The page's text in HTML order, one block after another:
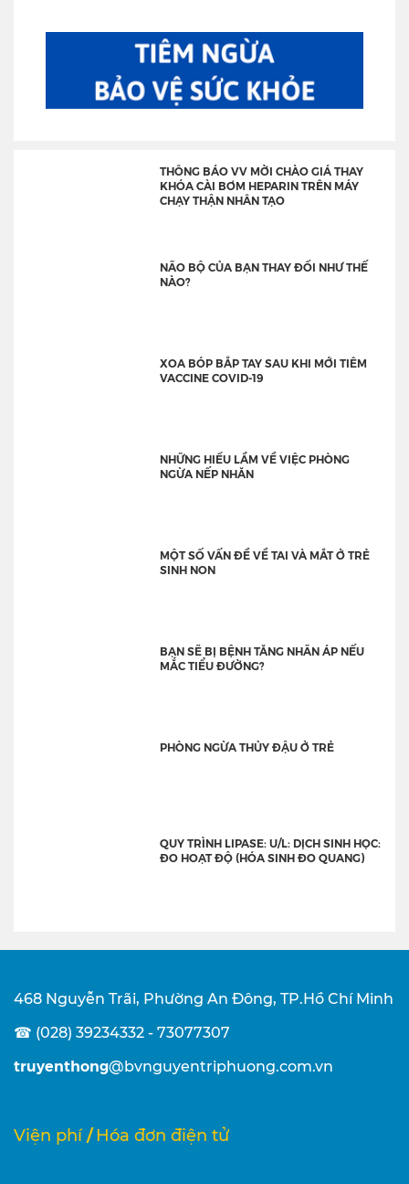
THÔNG BÁO VV MỜI CHÀO GIÁ THAY
KHÓA CÀI BƠM HEPARIN TRÊN MÁY
CHẠY THẬN NHÂN TẠO
NÃO BỘ CỦA BẠN THAY ĐỔI NHƯ THẾ
NÀO?
XOA BÓP BẮP TAY SAU KHI MỚI TIÊM
VACCINE COVID-19
NHỮNG HIỂU LẦM VỀ VIỆC PHÒNG
NGỪA NẾP NHĂN
MỘT SỐ VẤN ĐỀ VỀ TAI VÀ MẮT Ở TRẺ
SINH NON
BẠN SẼ BỊ BỆNH TĂNG NHÃN ÁP NẾU
MẮC TIỂU ĐƯỜNG?
PHÒNG NGỪA THỦY ĐẬU Ở TRẺ
QUY TRÌNH LIPASE: U/L: DỊCH SINH HỌC:
ĐO HOẠT ĐỘ (HÓA SINH ĐO QUANG)
468 Nguyễn Trãi, Phường An Đông, TP.Hồ Chí Minh
☎ (028) 39234332 - 73077307
truyenthong@bvnguyentriphuong.com.vn
Viện phí / Hóa đơn điện tử